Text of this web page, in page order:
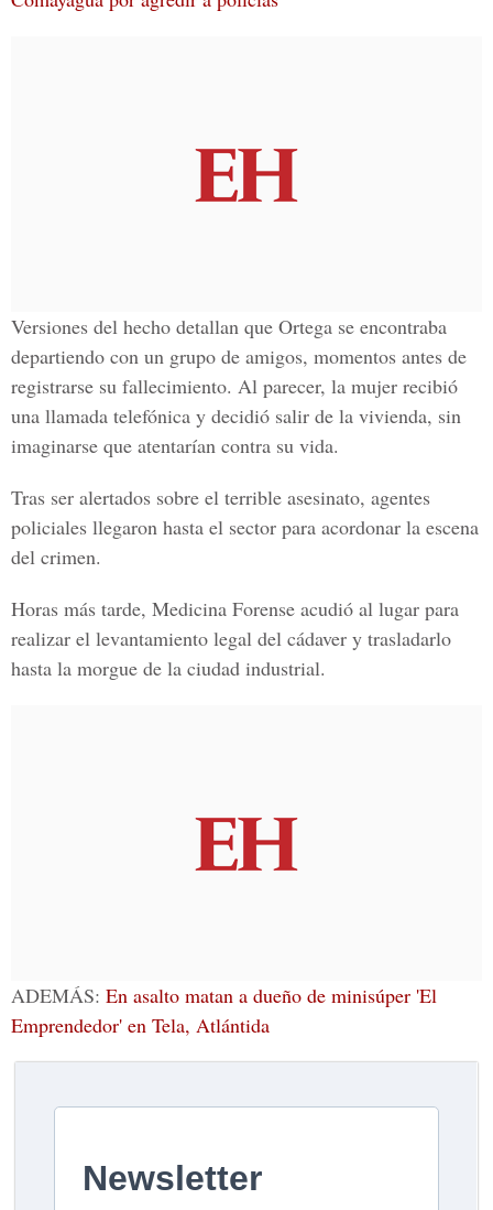
Versiones del hecho detallan que Ortega se encontraba
departiendo con un grupo de amigos, momentos antes de
registrarse su fallecimiento. Al parecer, la mujer recibió
una llamada telefónica y decidió salir de la vivienda, sin
imaginarse que atentarían contra su vida.
Tras ser alertados sobre el terrible asesinato, agentes
policiales llegaron hasta el sector para acordonar la escena
del crimen.
Horas más tarde, Medicina Forense acudió al lugar para
realizar el levantamiento legal del cádaver y trasladarlo
hasta la morgue de la ciudad industrial.
ADEMÁS: En asalto matan a dueño de minisúper 'El
Emprendedor' en Tela, Atlántida